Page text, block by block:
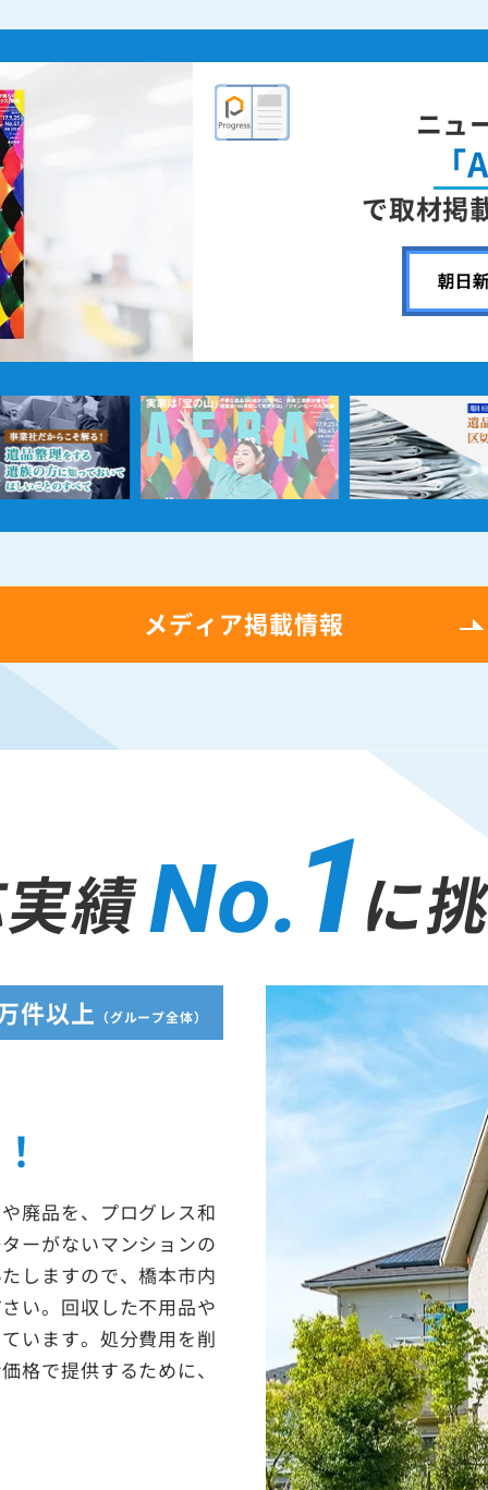
ニュ
「
で取材掲
メディア掲載情報
績No.1に
件以上 （グループ全体）
廃品を、プログレス和
ーがないマンションの
しますので、橋本市内
い。回収した不用品や
います。処分費用を削
格で提供するために、